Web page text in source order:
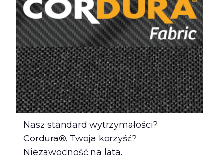
Nasz standard wytrzymałości?
Cordura®. Twoja korzyść?
Niezawodność na lata.